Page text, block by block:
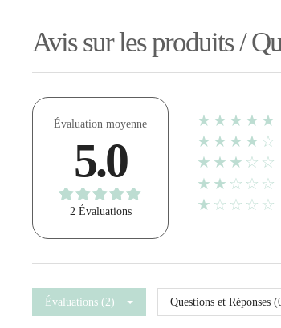
Avis sur les produits /
Évaluation moyenne
5.0
2 Évaluations
★★★★★
★★★★☆
★★★☆☆
★★☆☆☆
★☆☆☆☆
Évaluations (2) Questions et Réponses